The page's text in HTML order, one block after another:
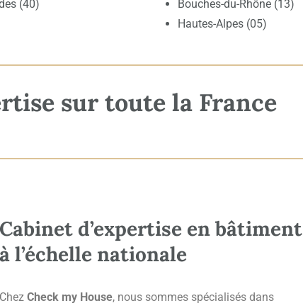
(40)
Bouches-du-Rhône (13)
Hautes-Alpes (05)
sur toute la France
Cabinet d’expertise en bâtiment
à l’échelle nationale
Chez Check my House, nous sommes spécialisés dans